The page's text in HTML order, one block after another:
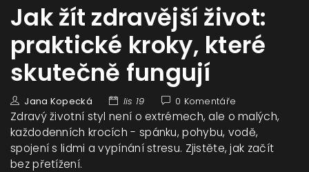
Jak žít zdravější život:
praktické kroky, které
skutečně fungují
Jana Kopecká lis 19 0 Komentáře
Zdravý životní styl není o extrémech, ale o malých,
každodenních krocích - spánku, pohybu, vodě,
spojení s lidmi a vypínání stresu. Zjistěte, jak začít
bez přetížení.